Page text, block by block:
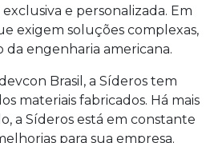
e personalizada. Em
exigem soluções complexas,
da engenharia americana.
Brasil, a Síderos tem
materiais fabricados. Há mais
a Síderos está em constante
para sua empresa.